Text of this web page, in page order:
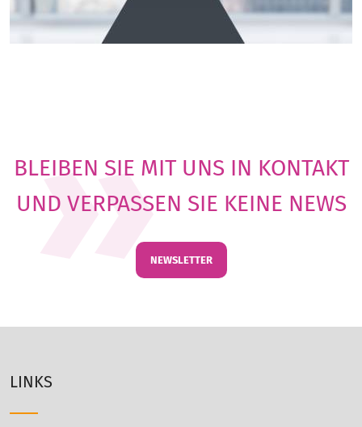
BLEIBEN SIE MIT UNS IN KONTAKT
UND VERPASSEN SIE KEINE NEWS
NEWSLETTER
LINKS